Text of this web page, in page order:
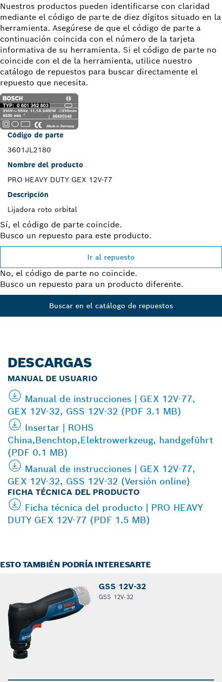
Nuestros productos pueden identificarse con claridad
mediante el código de parte de diez dígitos situado en la
herramienta. Asegúrese de que el código de parte a
continuación coincida con el número de la tarjeta
informativa de su herramienta. Si el código de parte no
coincide con el de la herramienta, utilice nuestro
catálogo de repuestos para buscar directamente el
repuesto que necesita.
Código de parte
3601JL2180
Nombre del producto
PRO HEAVY DUTY GEX 12V-77
Descripción
Lijadora roto orbital
Sí, el código de parte coincide.
Busco un repuesto para este producto.
Ir al repuesto
No, el código de parte no coincide.
Busco un repuesto para un producto diferente.
Buscar en el catálogo de repuestos
DESCARGAS
MANUAL DE USUARIO
Manual de instrucciones | GEX 12V-77,
GEX 12V-32, GSS 12V-32 (PDF 3.1 MB)
Insertar | ROHS
China,Benchtop,Elektrowerkzeug, handgeführt
(PDF 0.1 MB)
Manual de instrucciones | GEX 12V-77,
GEX 12V-32, GSS 12V-32 (Versión online)
FICHA TÉCNICA DEL PRODUCTO
Ficha técnica del producto | PRO HEAVY
DUTY GEX 12V-77 (PDF 1.5 MB)
ESTO TAMBIÉN PODRÍA INTERESARTE
GSS 12V-32
GSS 12V-32